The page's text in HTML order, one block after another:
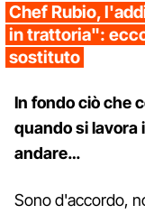
Chef Rubio,
in trattoria":
sostituto
In fondo ciò che
quando si lavora
andare…
Sono d'accordo,